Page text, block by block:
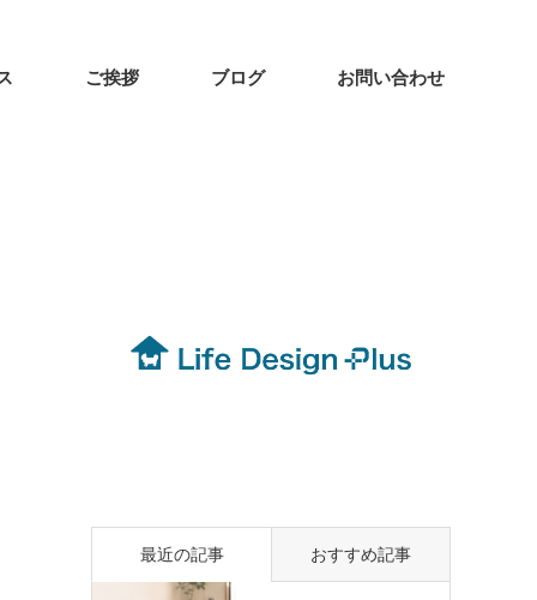
ご挨拶 ブログ お問い合わせ
最近の記事 おすすめ記事